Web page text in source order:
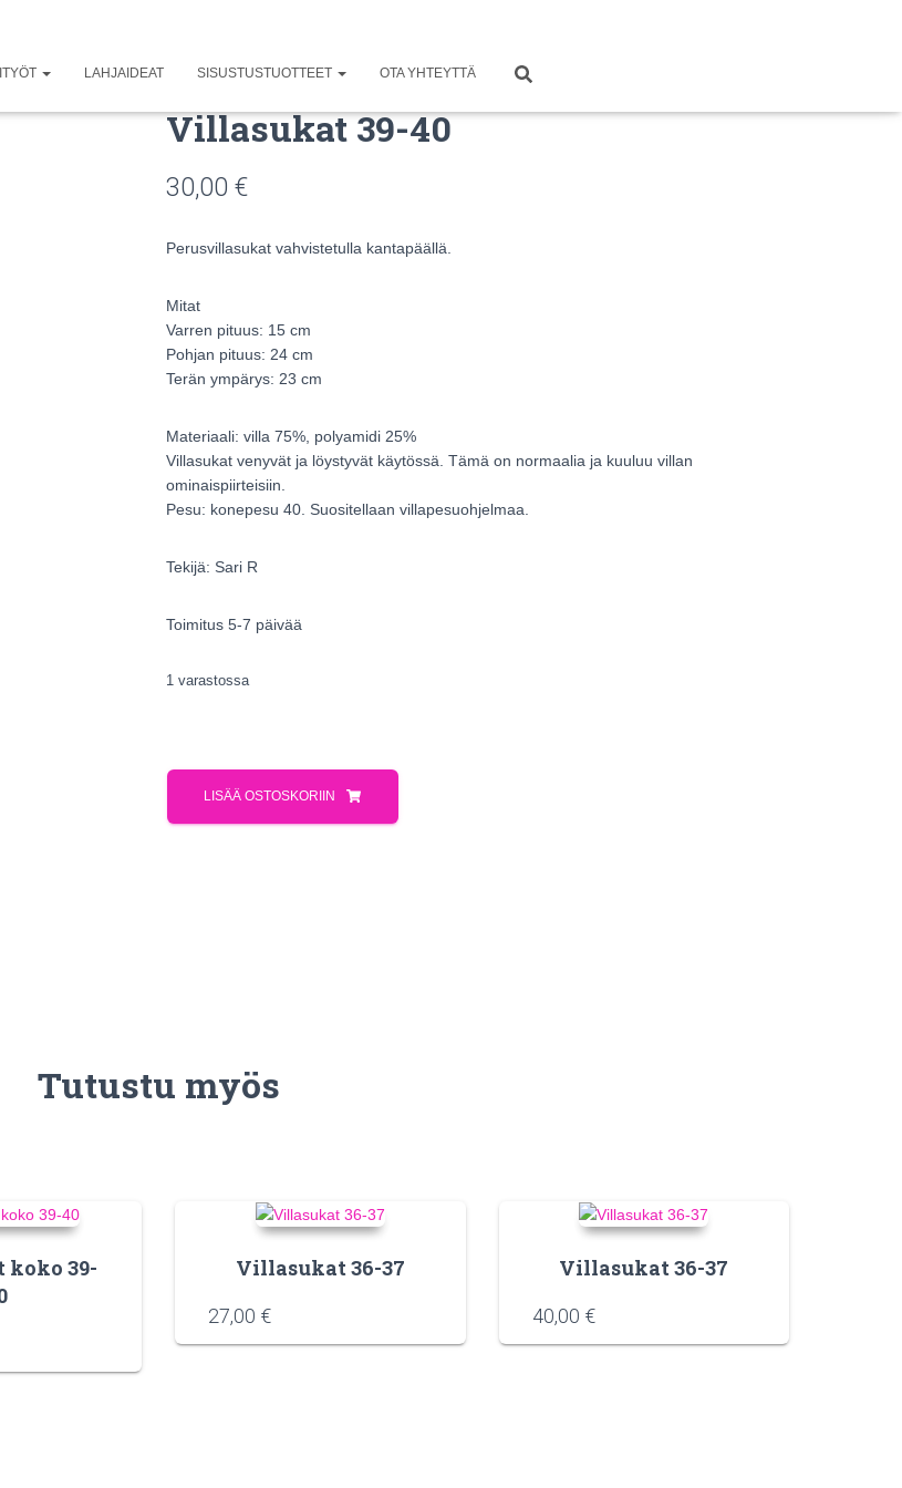
LAHJAIDEAT SISUSTUSTUOTTEET OTA YHTEYTTÄ
Villasukat 39-40
30,00 €
Perusvillasukat vahvistetulla kantapäällä.
Mitat
Varren pituus: 15 cm
Pohjan pituus: 24 cm
Terän ympärys: 23 cm
Materiaali: villa 75%, polyamidi 25%
Villasukat venyvät ja löystyvät käytössä. Tämä on normaalia ja kuuluu villan
ominaispiirteisiin.
Pesu: konepesu 40. Suositellaan villapesuohjelmaa.
Tekijä: Sari R
Toimitus 5-7 päivää
1 varastossa
LISÄÄ OSTOSKORIIN
Tutustu myös
39-
Villasukat 36-37
27,00 €
Villasukat 36-37
40,00 €